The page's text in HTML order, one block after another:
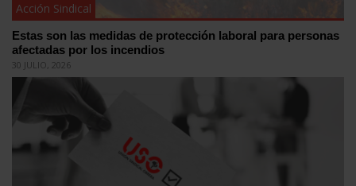
Acción Sindical
Estas son las medidas de protección laboral para personas
afectadas por los incendios
30 JULIO, 2026